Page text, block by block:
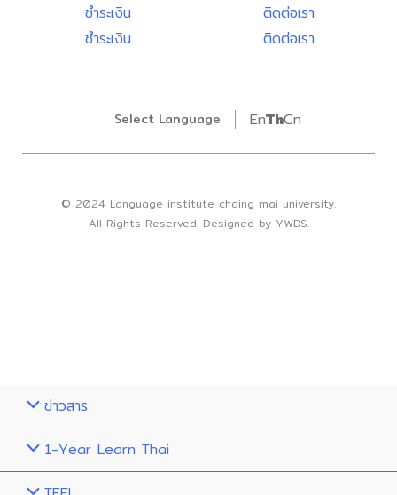
ชำระเงิน
ชำระเงิน
ติดต่อเรา
ติดต่อเรา
Select Language EnThCn
© 2024 Language institute chaing mai university.
All Rights Reserved. Designed by YWDS.
ข่าวสาร
1-Year Learn Thai